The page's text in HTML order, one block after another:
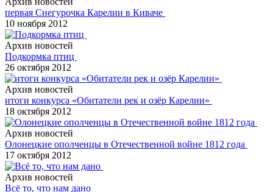
первая Снегурочка Карелии в Киваче
10 ноября 2012
Архив новостей
Подкормка птиц
26 октября 2012
Архив новостей
итоги конкурса «Обитатели рек и озёр Карелии»
18 октября 2012
Архив новостей
Олонецкие ополченцы в Отечественной войне 1812 года
17 октября 2012
Архив новостей
Всё то, что нам дано